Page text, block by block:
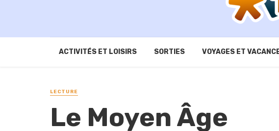
ACTIVITÉS ET LOISIRS SORTIES VOYAGES ET
LECTURE
Le Moyen Âge